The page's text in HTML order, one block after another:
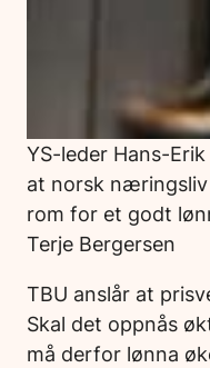
YS-leder Hans-
at norsk
rom for et godt
Terje Bergersen
TBU anslår at
Skal det oppnås
må derfor lønna